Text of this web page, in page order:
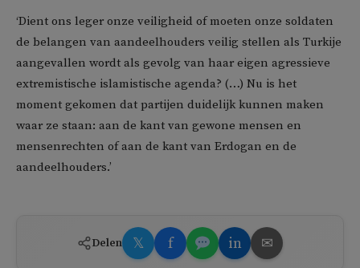
‘Dient ons leger onze veiligheid of moeten onze soldaten
de belangen van aandeelhouders veilig stellen als Turkije
aangevallen wordt als gevolg van haar eigen agressieve
extremistische islamistische agenda? (…) Nu is het
moment gekomen dat partijen duidelijk kunnen maken
waar ze staan: aan de kant van gewone mensen en
mensenrechten of aan de kant van Erdogan en de
aandeelhouders.’
Delen 𝕏 f in ✉